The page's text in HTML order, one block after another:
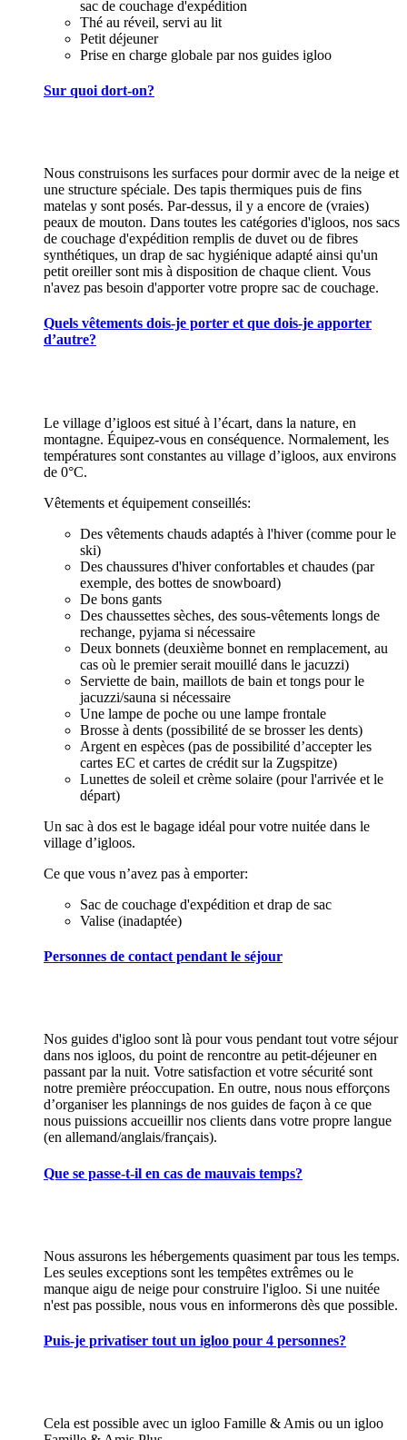
sac de couchage d'expédition
Thé au réveil, servi au lit
Petit déjeuner
Prise en charge globale par nos guides igloo
Sur quoi dort-on?
Nous construisons les surfaces pour dormir avec de la neige et
une structure spéciale. Des tapis thermiques puis de fins
matelas y sont posés. Par-dessus, il y a encore de (vraies)
peaux de mouton. Dans toutes les catégories d'igloos, nos sacs
de couchage d'expédition remplis de duvet ou de fibres
synthétiques, un drap de sac hygiénique adapté ainsi qu'un
petit oreiller sont mis à disposition de chaque client. Vous
n'avez pas besoin d'apporter votre propre sac de couchage.
Quels vêtements dois-je porter et que dois-je apporter
d’autre?
Le village d’igloos est situé à l’écart, dans la nature, en
montagne. Équipez-vous en conséquence. Normalement, les
températures sont constantes au village d’igloos, aux environs
de 0°C.
Vêtements et équipement conseillés:
Des vêtements chauds adaptés à l'hiver (comme pour le
ski)
Des chaussures d'hiver confortables et chaudes (par
exemple, des bottes de snowboard)
De bons gants
Des chaussettes sèches, des sous-vêtements longs de
rechange, pyjama si nécessaire
Deux bonnets (deuxième bonnet en remplacement, au
cas où le premier serait mouillé dans le jacuzzi)
Serviette de bain, maillots de bain et tongs pour le
jacuzzi/sauna si nécessaire
Une lampe de poche ou une lampe frontale
Brosse à dents (possibilité de se brosser les dents)
Argent en espèces (pas de possibilité d’accepter les
cartes EC et cartes de crédit sur la Zugspitze)
Lunettes de soleil et crème solaire (pour l'arrivée et le
départ)
Un sac à dos est le bagage idéal pour votre nuitée dans le
village d’igloos.
Ce que vous n’avez pas à emporter:
Sac de couchage d'expédition et drap de sac
Valise (inadaptée)
Personnes de contact pendant le séjour
Nos guides d'igloo sont là pour vous pendant tout votre séjour
dans nos igloos, du point de rencontre au petit-déjeuner en
passant par la nuit. Votre satisfaction et votre sécurité sont
notre première préoccupation. En outre, nous nous efforçons
d’organiser les plannings de nos guides de façon à ce que
nous puissions accueillir nos clients dans votre propre langue
(en allemand/anglais/français).
Que se passe-t-il en cas de mauvais temps?
Nous assurons les hébergements quasiment par tous les temps.
Les seules exceptions sont les tempêtes extrêmes ou le
manque aigu de neige pour construire l'igloo. Si une nuitée
n'est pas possible, nous vous en informerons dès que possible.
Puis-je privatiser tout un igloo pour 4 personnes?
Cela est possible avec un igloo Famille & Amis ou un igloo